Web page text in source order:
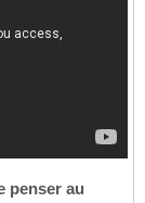
penser au